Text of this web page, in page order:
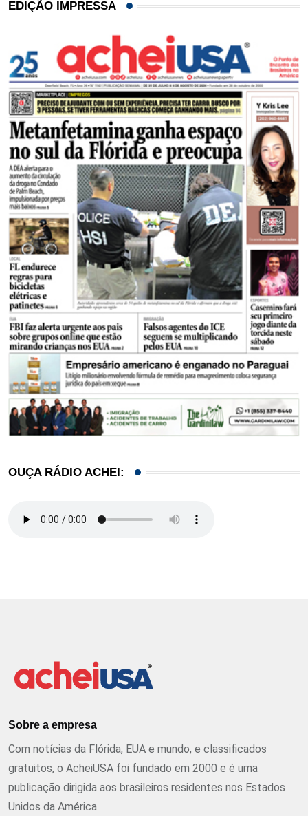
EDIÇÃO IMPRESSA
OUÇA RÁDIO ACHEI:
Sobre a empresa
Com notícias da Flórida, EUA e mundo, e classificados
gratuitos, o AcheiUSA foi fundado em 2000 e é uma
publicação dirigida aos brasileiros residentes nos Estados
Unidos da América